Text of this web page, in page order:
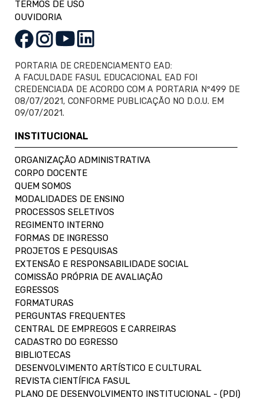
TERMOS DE USO
OUVIDORIA
PORTARIA DE CREDENCIAMENTO EAD:
A FACULDADE FASUL EDUCACIONAL EAD FOI
CREDENCIADA DE ACORDO COM A PORTARIA Nº499 DE
08/07/2021, CONFORME PUBLICAÇÃO NO D.O.U. EM
09/07/2021.
INSTITUCIONAL
ORGANIZAÇÃO ADMINISTRATIVA
CORPO DOCENTE
QUEM SOMOS
MODALIDADES DE ENSINO
PROCESSOS SELETIVOS
REGIMENTO INTERNO
FORMAS DE INGRESSO
PROJETOS E PESQUISAS
EXTENSÃO E RESPONSABILIDADE SOCIAL
COMISSÃO PRÓPRIA DE AVALIAÇÃO
EGRESSOS
FORMATURAS
PERGUNTAS FREQUENTES
CENTRAL DE EMPREGOS E CARREIRAS
CADASTRO DO EGRESSO
BIBLIOTECAS
DESENVOLVIMENTO ARTÍSTICO E CULTURAL
REVISTA CIENTÍFICA FASUL
PLANO DE DESENVOLVIMENTO INSTITUCIONAL - (PDI)